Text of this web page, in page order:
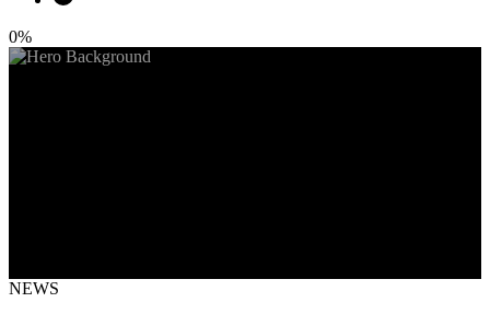
0%
NEWS